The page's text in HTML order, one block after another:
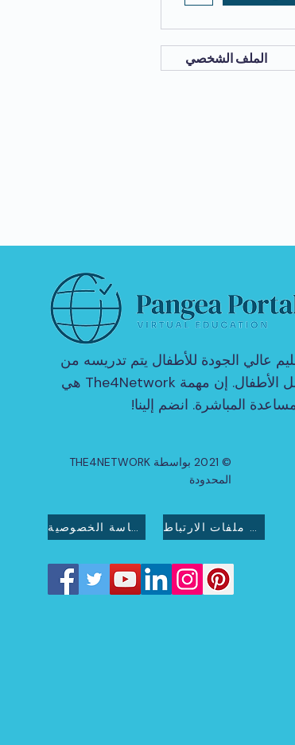
الملف الشخصي
عالي الجودة للأطفال يتم تدريسه من
قبل الأطفال. إن مهمة The4Network هي
المباشرة. انضم إلينا!
© 2021 بواسطة THE4NETWORK
المحدودة
سياسة الخصوصية سياسة ملفات الارتباط